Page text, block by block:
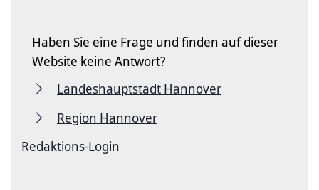
Haben Sie eine Frage und finden auf dieser
Website keine Antwort?
Landeshauptstadt Hannover
Region Hannover
Redaktions-Login